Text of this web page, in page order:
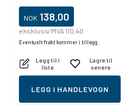
NOK 138,00
eksklusiv MVA 110,40
Eventuelt frakt kommer i tillegg.
Legg til i
liste
Lagre til
senere
LEGG I HANDLEVOGN